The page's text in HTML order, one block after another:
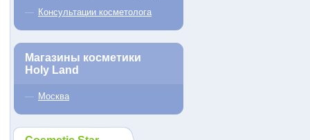
Консультации косметолога
Магазины косметики
Holy Land
Москва